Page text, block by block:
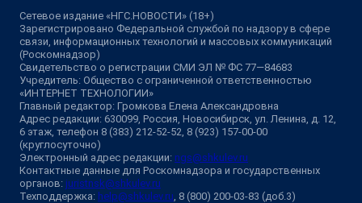
Сетевое издание «НГС.НОВОСТИ» (18+)
Зарегистрировано Федеральной службой по надзору в сфере
связи, информационных технологий и массовых коммуникаций
(Роскомнадзор)
Свидетельство о регистрации СМИ ЭЛ № ФС 77—84683
Учредитель: Общество с ограниченной ответственностью
«ИНТЕРНЕТ ТЕХНОЛОГИИ»
Главный редактор: Громкова Елена Александровна
Адрес редакции: 630099, Россия, Новосибирск, ул. Ленина, д. 12,
6 этаж, телефон 8 (383) 212-52-52, 8 (923) 157-00-00
(круглосуточно)
Электронный адрес редакции: ngs@shkulev.ru
Контактные данные для Роскомнадзора и государственных
органов: juristnsk@shkulev.ru
Техподдержка: help@shkulev.ru , 8 (800) 200-03-83 (доб.3)